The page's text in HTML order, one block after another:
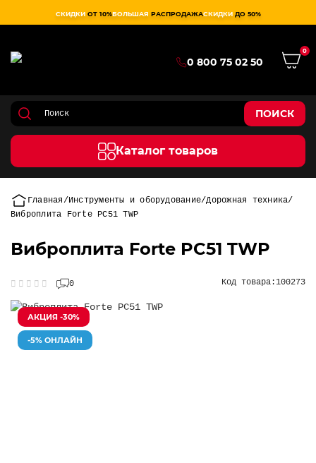
СКИДКИ ОТ 10%БОЛЬШАЯ РАСПРОДАЖАСКИДКИ ДО 50%
0 800 75 02 50
0
ПОИСК
Каталог товаров
Главная Инструменты и оборудование Дорожная техника
Виброплита Forte PC51 TWP
Виброплита Forte PC51 TWP
0 Код товара:100273
АКЦИЯ -30%
-5% ОНЛАЙН